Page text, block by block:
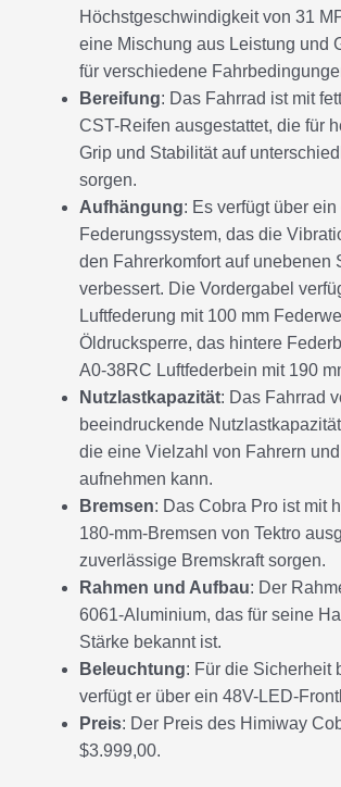
Höchstgeschwindigkeit von 31
eine Mischung aus Leistung und
für verschiedene
Bereifung: Das Fahrrad ist mit
CST-Reifen ausgestattet, die für
Grip und Stabilität auf
sorgen.
Aufhängung: Es verfügt über
Federungssystem, das die
den Fahrerkomfort auf unebenen
verbessert. Die Vordergabel
Luftfederung mit 100 mm
Öldrucksperre, das hintere
A0-38RC Luftfederbein mit 190
Nutzlastkapazität: Das Fahrrad
beeindruckende
die eine Vielzahl von Fahrern
aufnehmen kann.
Bremsen: Das Cobra Pro ist mit
180-mm-Bremsen von Tektro
zuverlässige Bremskraft sorgen.
Rahmen und Aufbau: Der
6061-Aluminium, das für seine
Stärke bekannt ist.
Beleuchtung: Für die Sicherheit
verfügt er über ein 48V-LED-
Preis: Der Preis des Himiway
$3.999,00.